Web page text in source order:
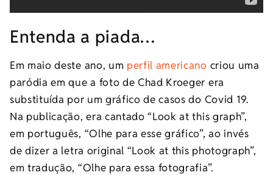
Entenda a piada…
Em maio deste ano, um perfil americano criou uma
paródia em que a foto de Chad Kroeger era
substituída por um gráfico de casos do Covid 19.
Na publicação, era cantado “Look at this graph”,
em português, “Olhe para esse gráfico”, ao invés
de dizer a letra original “Look at this photograph”,
em tradução, “Olhe para essa fotografia”.